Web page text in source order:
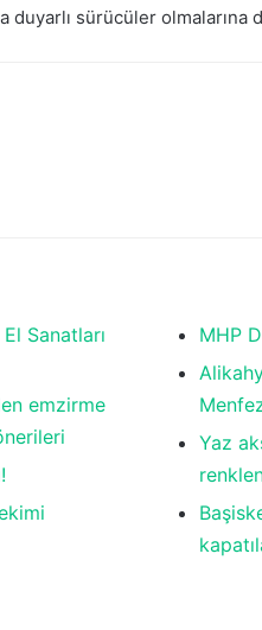
sürücüler olmalarına
Sanatları
emzirme
MHP
Yaz